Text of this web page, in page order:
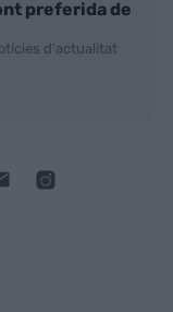
preferida de
d'actualitat